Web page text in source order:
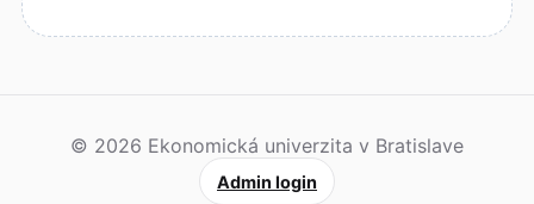
© 2026 Ekonomická univerzita v Bratislave
Admin login